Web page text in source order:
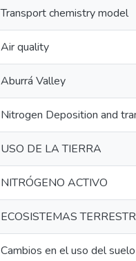
Transport chemistry model
Air quality
Aburrá Valley
Nitrogen Deposition and
USO DE LA TIERRA
NITRÓGENO ACTIVO
ECOSISTEMAS
Cambios en el uso del